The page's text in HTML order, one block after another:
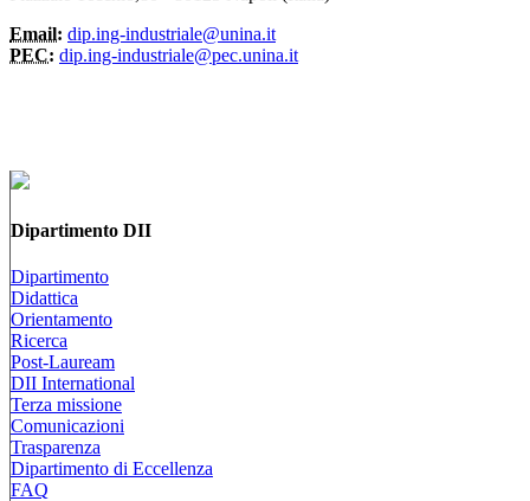
Email: dip.ing-industriale@unina.it
PEC: dip.ing-industriale@pec.unina.it
Dipartimento DII
Dipartimento
Didattica
Orientamento
Ricerca
Post-Lauream
DII International
Terza missione
Comunicazioni
Trasparenza
Dipartimento di Eccellenza
FAQ